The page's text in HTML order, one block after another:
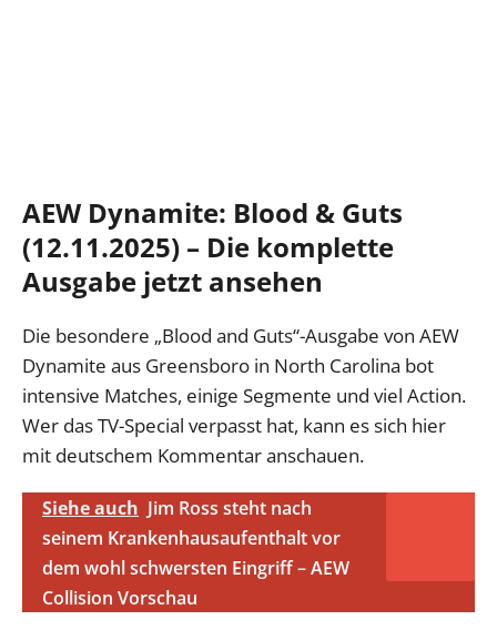
AEW Dynamite: Blood & Guts
(12.11.2025) – Die komplette
Ausgabe jetzt ansehen
Die besondere „Blood and Guts“-Ausgabe von AEW
Dynamite aus Greensboro in North Carolina bot
intensive Matches, einige Segmente und viel Action.
Wer das TV-Special verpasst hat, kann es sich hier
mit deutschem Kommentar anschauen.
Siehe auch Jim Ross steht nach
seinem Krankenhausaufenthalt vor
dem wohl schwersten Eingriff – AEW
Collision Vorschau